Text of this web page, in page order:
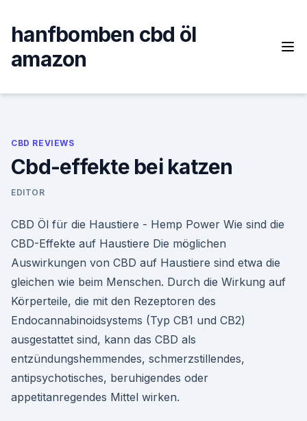
content
hanfbomben cbd öl
amazon
CBD REVIEWS
Cbd-effekte bei katzen
EDITOR
CBD Öl für die Haustiere - Hemp Power Wie sind die
CBD-Effekte auf Haustiere Die möglichen
Auswirkungen von CBD auf Haustiere sind etwa die
gleichen wie beim Menschen. Durch die Wirkung auf
Körperteile, die mit den Rezeptoren des
Endocannabinoidsystems (Typ CB1 und CB2)
ausgestattet sind, kann das CBD als
entzündungshemmendes, schmerzstillendes,
antipsychotisches, beruhigendes oder
appetitanregendes Mittel wirken.